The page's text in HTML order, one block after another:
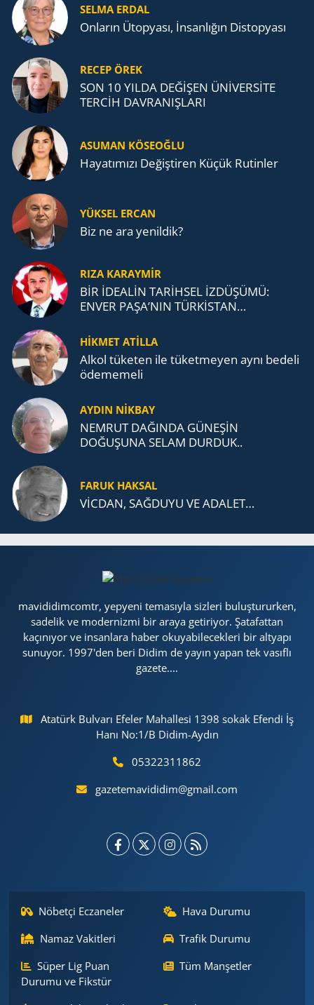
SELMA ERDAL
Onların Ütopyası, İnsanlığın Distopyası
RECEP ÖREK
SON 10 YILDA DEĞİŞEN ÜNİVERSİTE
TERCİH DAVRANIŞLARI
ASUMAN KÖSEOĞLU
Ha­ya­tı­mı­zı De­ğiş­ti­ren Küçük Ru­tin­ler
YÜKSEL ERCAN
Biz ne ara yenildik?
RIZA KARAYMIR
BİR İDEALİN TARİHSEL İZDÜŞÜMÜ:
ENVER PAŞA’NIN TÜRKİSTAN
TEŞKİLATI’NA UZANAN MİRASI
HİKMET ATİLLA
Alkol tü­ke­ten ile tü­ket­me­yen aynı be­de­li
öde­me­me­li
AYDIN NİKBAY
NEMRUT DAĞINDA GÜNEŞİN
DOĞUŞUNA SELAM DURDUK..
FARUK HAKSAL
VİCDAN, SAĞ­DU­YU VE ADA­LET…
mavididimcomtr, yepyeni temasıyla sizleri buluştururken,
sadelik ve modernizmi bir araya getiriyor. Şatafattan
kaçınıyor ve insanlara haber okuyabilecekleri bir altyapı
sunuyor. 1997'den beri Didim de yayın yapan tek vasıflı
gazete....
Atatürk Bulvarı Efeler Mahallesi 1398 sokak Efendi İş
Hanı No:1/B Didim-Aydın
05322311862
gazetemavididim@gmail.com
Nöbetçi Eczaneler
Hava Durumu
Namaz Vakitleri
Trafik Durumu
Süper Lig Puan
Durumu ve Fikstür
Tüm Manşetler